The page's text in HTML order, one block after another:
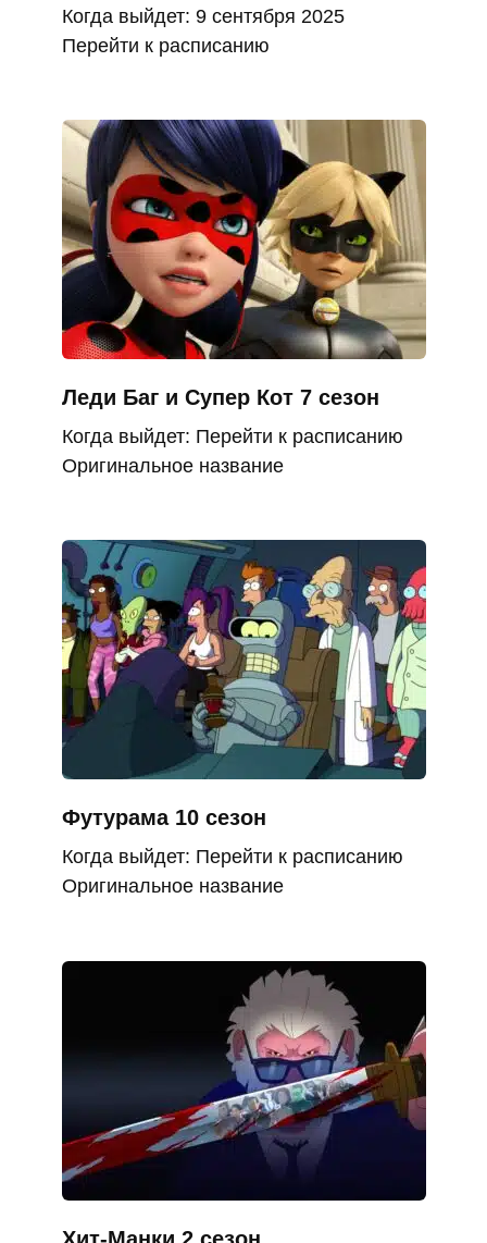
Когда выйдет: 9 сентября 2025
Перейти к расписанию
Леди Баг и Супер Кот 7 сезон
Когда выйдет: Перейти к расписанию
Оригинальное название
Футурама 10 сезон
Когда выйдет: Перейти к расписанию
Оригинальное название